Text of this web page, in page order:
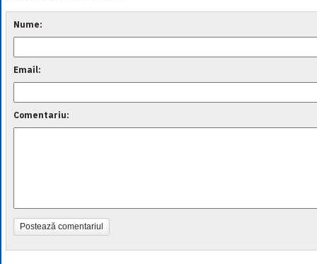
Nume:
Email:
Comentariu:
Postează comentariul